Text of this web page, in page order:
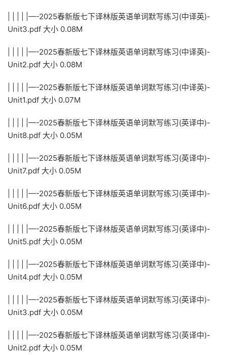
| | | | |—-2025春新版七下译林版英语单词默写练习(中译英)-
Unit3.pdf 大小 0.08M
| | | | |—-2025春新版七下译林版英语单词默写练习(中译英)-
Unit2.pdf 大小 0.08M
| | | | |—-2025春新版七下译林版英语单词默写练习(中译英)-
Unit1.pdf 大小 0.07M
| | | | |—-2025春新版七下译林版英语单词默写练习(英译中)-
Unit8.pdf 大小 0.05M
| | | | |—-2025春新版七下译林版英语单词默写练习(英译中)-
Unit7.pdf 大小 0.05M
| | | | |—-2025春新版七下译林版英语单词默写练习(英译中)-
Unit6.pdf 大小 0.05M
| | | | |—-2025春新版七下译林版英语单词默写练习(英译中)-
Unit5.pdf 大小 0.05M
| | | | |—-2025春新版七下译林版英语单词默写练习(英译中)-
Unit4.pdf 大小 0.05M
| | | | |—-2025春新版七下译林版英语单词默写练习(英译中)-
Unit3.pdf 大小 0.05M
| | | | |—-2025春新版七下译林版英语单词默写练习(英译中)-
Unit2.pdf 大小 0.05M